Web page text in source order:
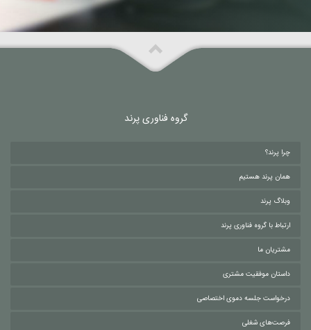
گروه فناوری پرند
چرا پرند؟
همان پرند هستیم
وبلاگ پرند
ارتباط با گروه فناوری پرند
مشتریان ما
داستان موفقیت مشتری
درخواست جلسه دموی اختصاصی
فرصت‌های شغلی